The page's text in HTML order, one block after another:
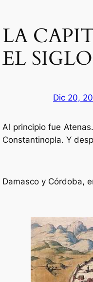
LA
EL
Dic 20,
Al principio fue
Constantinopla. Y
Damasco y Córdoba,